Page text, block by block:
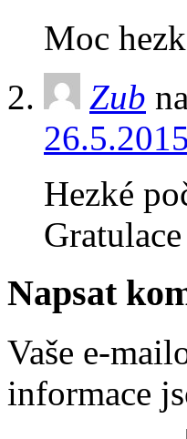
Moc
Zub
Hezké
Gratulace
Napsat
Vaše e-
informace